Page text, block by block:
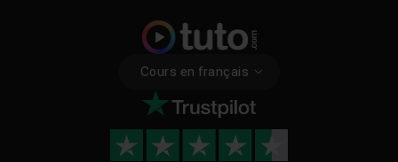
Cours en français